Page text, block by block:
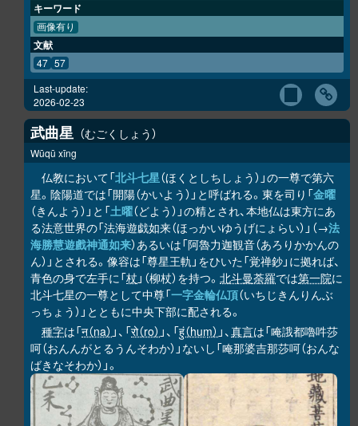
キーワード
画像有り
文献
47 57
Last-update:
2026-02-23
武曲星 むごくしょう
Wūqū xīng
仏教において「北斗七星（ほくとしちしょう）」の一尊で第六
星。陰陽道では「開陽（かいよう）」と呼ばれる。東を司り「金曜
（きんよう）」と「土曜（どよう）」の精とされ、本地仏は東方にあ
る法意世界の「法海遊戯如来（ほっかいゆうげにょらい）」（→法
海勝慧遊戲神通如来）あるいは「阿魯力迦観音（あろりかかんの
ん）」とされる。像容は「尊星王軌」をひいた「覚禅鈔」に拠れば、
青色の身で左手に「杖 」（柳杖）を持つ。 北斗曼荼羅では第一院に
北斗七星の一尊として中尊「一字金輪仏頂（いちじきんりんぶ
っちょう）」とともに中央下部に配される。
種字は「न（na） 」、「रो（ro） 」、「हुं（huṃ） 」、真言は「唵誐都嚕吽莎
呵（おんんがとるうんそわか）」ないし「唵那婆吉那莎呵（おんな
ばきなそわか）」。